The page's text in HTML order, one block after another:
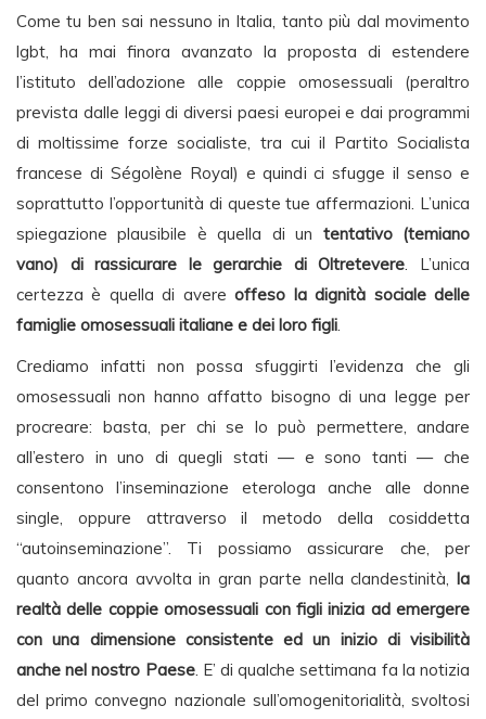
Come tu ben sai nessuno in Italia, tanto più dal movimento
lgbt, ha mai finora avanzato la proposta di estendere
l’istituto dell’adozione alle coppie omosessuali (peraltro
prevista dalle leggi di diversi paesi europei e dai programmi
di moltissime forze socialiste, tra cui il Partito Socialista
francese di Ségolène Royal) e quindi ci sfugge il senso e
soprattutto l’opportunità di queste tue affermazioni. L’unica
spiegazione plausibile è quella di un tentativo (temiano
vano) di rassicurare le gerarchie di Oltretevere. L’unica
certezza è quella di avereoffeso la dignità sociale delle
famiglie omosessuali italiane e dei loro figli.
Crediamo infatti non possa sfuggirti l’evidenza che gli
omosessuali non hanno affatto bisogno di una legge per
procreare: basta, per chi se lo può permettere, andare
all’estero in uno di quegli stati — e sono tanti — che
consentono l’inseminazione eterologa anche alle donne
single, oppure attraverso il metodo della cosiddetta
“autoinseminazione”. Ti possiamo assicurare che, per
quanto ancora avvolta in gran parte nella clandestinità, la
realtà delle coppie omosessuali con figli inizia ad emergere
con una dimensione consistente ed un inizio di visibilità
anche nel nostro Paese. E’ di qualche settimana fa la notizia
del primo convegno nazionale sull’omogenitorialità, svoltosi